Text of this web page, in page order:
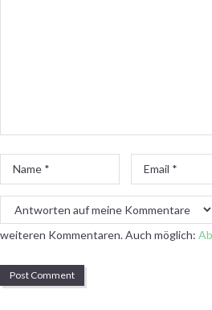
Name
*
Email
*
weiteren Kommentaren. Auch möglich: